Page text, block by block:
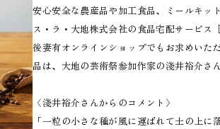
安心安全な農産品や加工食品、ミールキッ
ス・ラ・大地株式会社の食品宅配サービ
後妻有オンラインショップでもお求めいた
品は、大地の芸術祭参加作家の淺井裕介さ
〈淺井裕介さんからのコメント〉
「一粒の小さな種が風に運ばれて土の上